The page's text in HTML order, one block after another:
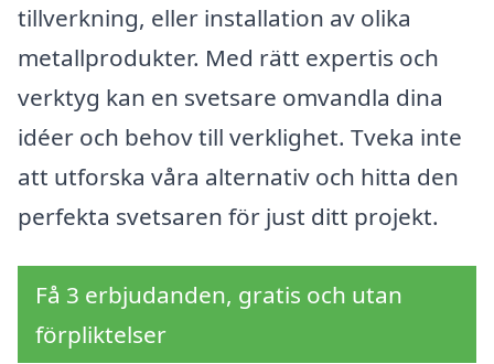
tillverkning, eller installation av olika
metallprodukter. Med rätt expertis och
verktyg kan en svetsare omvandla dina
idéer och behov till verklighet. Tveka inte
att utforska våra alternativ och hitta den
perfekta svetsaren för just ditt projekt.
Få 3 erbjudanden, gratis och utan
förpliktelser